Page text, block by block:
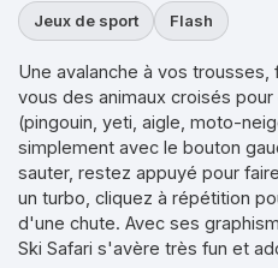
Jeux de sport Flash
Une avalanche à vos
vous des animaux croisés
(pingouin, yeti, aigle, moto-
simplement avec le bouton
sauter, restez appuyé pour
un turbo, cliquez à répétition
d'une chute. Avec ses
Ski Safari s'avère très fun et